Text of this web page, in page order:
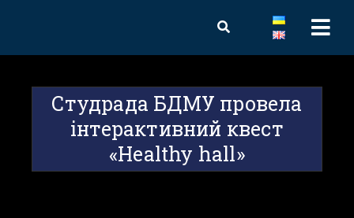
Студрада БДМУ провела
інтерактивний квест
«Healthy hall»